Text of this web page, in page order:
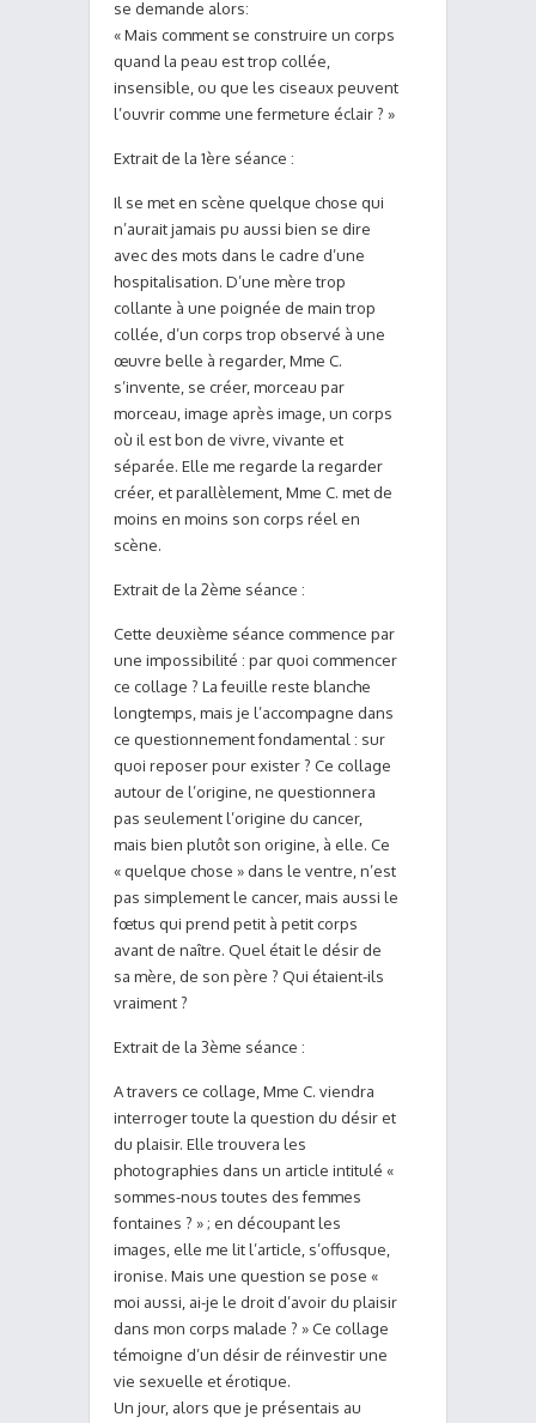
se demande alors:
« Mais comment se construire un corps
quand la peau est trop collée,
insensible, ou que les ciseaux peuvent
l’ouvrir comme une fermeture éclair ? »
Extrait de la 1ère séance :
Il se met en scène quelque chose qui
n’aurait jamais pu aussi bien se dire
avec des mots dans le cadre d’une
hospitalisation. D’une mère trop
collante à une poignée de main trop
collée, d’un corps trop observé à une
œuvre belle à regarder, Mme C.
s’invente, se créer, morceau par
morceau, image après image, un corps
où il est bon de vivre, vivante et
séparée. Elle me regarde la regarder
créer, et parallèlement, Mme C. met de
moins en moins son corps réel en
scène.
Extrait de la 2ème séance :
Cette deuxième séance commence par
une impossibilité : par quoi commencer
ce collage ? La feuille reste blanche
longtemps, mais je l’accompagne dans
ce questionnement fondamental : sur
quoi reposer pour exister ? Ce collage
autour de l’origine, ne questionnera
pas seulement l’origine du cancer,
mais bien plutôt son origine, à elle. Ce
« quelque chose » dans le ventre, n’est
pas simplement le cancer, mais aussi le
fœtus qui prend petit à petit corps
avant de naître. Quel était le désir de
sa mère, de son père ? Qui étaient-ils
vraiment ?
Extrait de la 3ème séance :
A travers ce collage, Mme C. viendra
interroger toute la question du désir et
du plaisir. Elle trouvera les
photographies dans un article intitulé «
sommes-nous toutes des femmes
fontaines ? » ; en découpant les
images, elle me lit l’article, s’offusque,
ironise. Mais une question se pose «
moi aussi, ai-je le droit d’avoir du plaisir
dans mon corps malade ? » Ce collage
témoigne d’un désir de réinvestir une
vie sexuelle et érotique.
Un jour, alors que je présentais au